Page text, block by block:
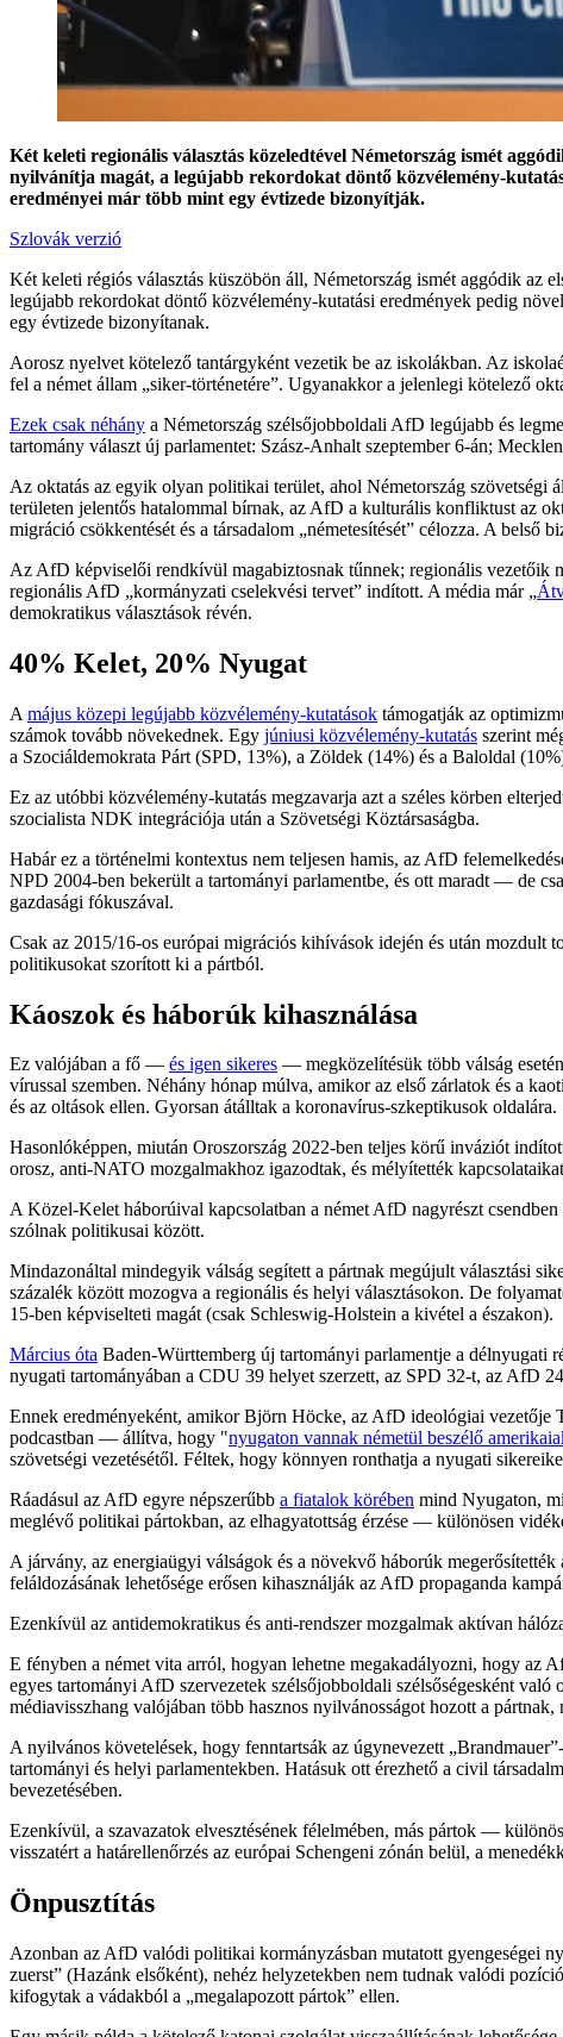
Két keleti regionális választás közeledtével Németország ismét
nyilvánítja magát, a legújabb rekordokat döntő közvélemény-
eredményei már több mint egy évtizede bizonyítják.
Szlovák verzió
Két keleti régiós választás küszöbön áll, Németország ismét aggódik
legújabb rekordokat döntő közvélemény-kutatási eredmények pedig
egy évtizede bizonyítanak.
Aorosz nyelvet kötelező tantárgyként vezetik be az iskolákban. Az
fel a német állam „siker-történetére”. Ugyanakkor a jelenlegi kötelező
Ezek csak néhány a Németország szélsőjobboldali AfD legújabb és
tartomány választ új parlamentet: Szász-Anhalt szeptember 6-án;
Az oktatás az egyik olyan politikai terület, ahol Németország szövetségi
területen jelentős hatalommal bírnak, az AfD a kulturális konfliktust az
migráció csökkentését és a társadalom „németesítését” célozza. A
Az AfD képviselői rendkívül magabiztosnak tűnnek; regionális vezetőik
regionális AfD „kormányzati cselekvési tervet” indított. A média már „
demokratikus választások révén.
40% Kelet, 20% Nyugat
A május közepi legújabb közvélemény-kutatások támogatják az
számok tovább növekednek. Egy júniusi közvélemény-kutatás szerint
a Szociáldemokrata Párt (SPD, 13%), a Zöldek (14%) és a Baloldal
Ez az utóbbi közvélemény-kutatás megzavarja azt a széles körben
szocialista NDK integrációja után a Szövetségi Köztársaságba.
Habár ez a történelmi kontextus nem teljesen hamis, az AfD
NPD 2004-ben bekerült a tartományi parlamentbe, és ott maradt — de
gazdasági fókuszával.
Csak az 2015/16-os európai migrációs kihívások idején és után
politikusokat szorított ki a pártból.
Káoszok és háborúk kihasználása
Ez valójában a fő — és igen sikeres — megközelítésük több válság
vírussal szemben. Néhány hónap múlva, amikor az első zárlatok és a
és az oltások ellen. Gyorsan átálltak a koronavírus-szkeptikusok oldalára.
Hasonlóképpen, miután Oroszország 2022-ben teljes körű inváziót
orosz, anti-NATO mozgalmakhoz igazodtak, és mélyítették
A Közel-Kelet háborúival kapcsolatban a német AfD nagyrészt
szólnak politikusai között.
Mindazonáltal mindegyik válság segített a pártnak megújult választási
százalék között mozogva a regionális és helyi választásokon. De
15-ben képviselteti magát (csak Schleswig-Holstein a kivétel a északon).
Március óta Baden-Württemberg új tartományi parlamentje a
nyugati tartományában a CDU 39 helyet szerzett, az SPD 32-t, az AfD
Ennek eredményeként, amikor Björn Höcke, az AfD ideológiai vezetője
podcastban — állítva, hogy "nyugaton vannak németül beszélő
szövetségi vezetésétől. Féltek, hogy könnyen ronthatja a nyugati
Ráadásul az AfD egyre népszerűbb a fiatalok körében mind Nyugaton,
meglévő politikai pártokban, az elhagyatottság érzése — különösen
A járvány, az energiaügyi válságok és a növekvő háborúk
feláldozásának lehetősége erősen kihasználják az AfD propaganda
Ezenkívül az antidemokratikus és anti-rendszer mozgalmak aktívan
E fényben a német vita arról, hogyan lehetne megakadályozni, hogy az
egyes tartományi AfD szervezetek szélsőjobboldali szélsőségesként
médiavisszhang valójában több hasznos nyilvánosságot hozott a
A nyilvános követelések, hogy fenntartsák az úgynevezett
tartományi és helyi parlamentekben. Hatásuk ott érezhető a civil
bevezetésében.
Ezenkívül, a szavazatok elvesztésének félelmében, más pártok —
visszatért a határellenőrzés az európai Schengeni zónán belül, a
Önpusztítás
Azonban az AfD valódi politikai kormányzásban mutatott
zuerst” (Hazánk elsőként), nehéz helyzetekben nem tudnak valódi
kifogytak a vádakból a „megalapozott pártok” ellen.